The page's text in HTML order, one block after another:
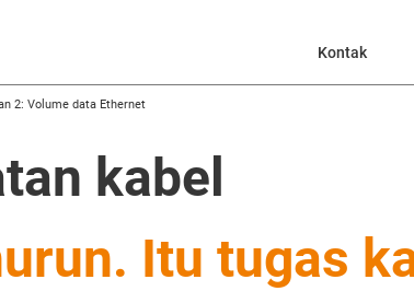
Kontak
2: Volume data Ethernet
kabel
Itu tugas